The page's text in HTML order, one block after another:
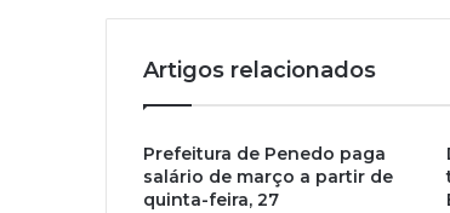
Artigos relacionados
Prefeitura de Penedo paga
salário de março a partir de
quinta-feira, 27